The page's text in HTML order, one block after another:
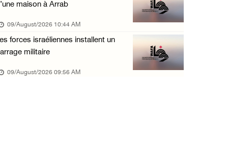
Deux civils blessés lors d’une attaque menée ...
08/August/2026 02:54 PM
Le Président reçoit le conseil municipal de ...
maison à Arrab
09/August/2026 10:44 AM
forces israéliennes installent un
militaire
09/August/2026 09:56 AM